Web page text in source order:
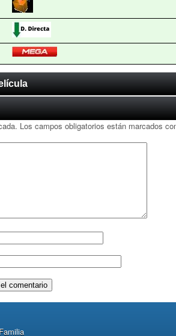
Los campos obligatorios están marcados